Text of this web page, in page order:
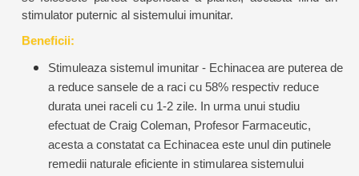
stimulator puternic al sistemului imunitar.
Beneficii:
Stimuleaza sistemul imunitar - Echinacea are puterea de
a reduce sansele de a raci cu 58% respectiv reduce
durata unei raceli cu 1-2 zile. In urma unui studiu
efectuat de Craig Coleman, Profesor Farmaceutic,
acesta a constatat ca Echinacea este unul din putinele
remedii naturale eficiente in stimularea sistemului